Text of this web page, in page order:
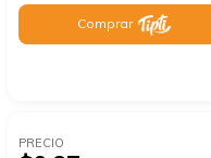
Comprar
PRECIO